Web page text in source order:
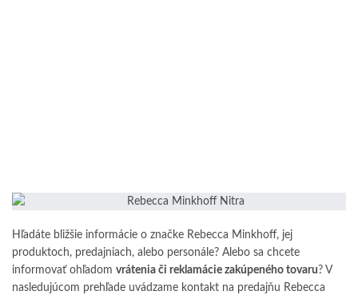
Hľadáte bližšie informácie o značke Rebecca Minkhoff, jej
produktoch, predajniach, alebo personále? Alebo sa chcete
informovať ohľadom vrátenia či reklamácie zakúpeného tovaru ? V
nasledujúcom prehľade uvádzame kontakt na predajňu Rebecca